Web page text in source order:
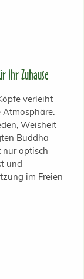
Ihr Zuhause
verleiht
Weisheit
Buddha
nur optisch
und
im Freien